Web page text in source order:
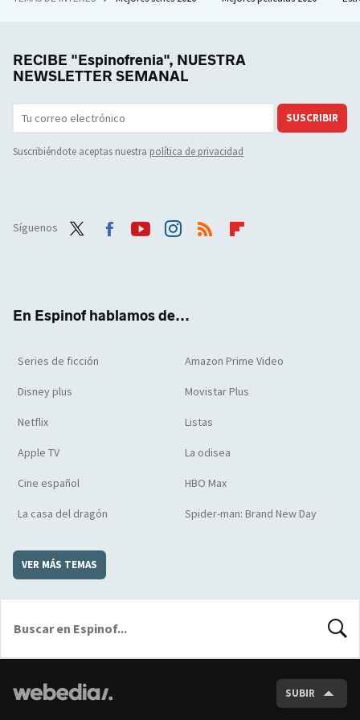
RECIBE "Espinofrenia", NUESTRA
NEWSLETTER SEMANAL
SUSCRIBIR
Suscribiéndote aceptas nuestra política de privacidad
Síguenos
En Espinof hablamos de...
Series de ficción Amazon Prime Video
Disney plus Movistar Plus
Netflix Listas
Apple TV La odisea
Cine español HBO Max
La casa del dragón Spider-man: Brand New Day
VER MÁS TEMAS
SUBIR